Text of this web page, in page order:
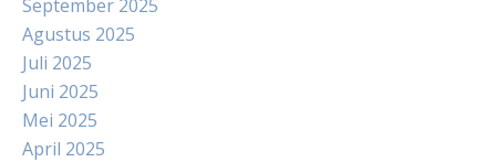
September 2025
Agustus 2025
Juli 2025
Juni 2025
Mei 2025
April 2025